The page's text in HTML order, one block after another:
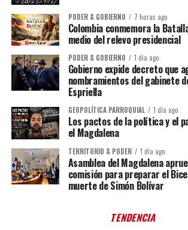
PODER & GOBIERNO 7 horas ago
Colombia conmemora la
medio del relevo presidencial
PODER & GOBIERNO 1 día ago
Gobierno expide decreto que
nombramientos del gabinete
Espriella
GEOPOLÍTICA PARROQUIAL 1 día ago
Los pactos de la política y el
el Magdalena
TERRITORIO & PODER 1 día ago
Asamblea del Magdalena
comisión para preparar el
muerte de Simón Bolívar
TENDENCIA